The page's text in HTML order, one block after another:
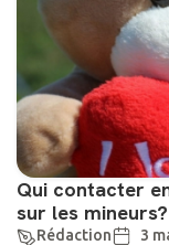
Qui contacter
sur les mineurs?
Rédaction 3